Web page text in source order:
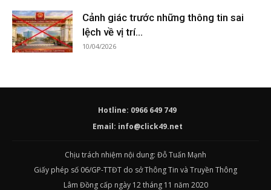
Cảnh giác trước những thông tin sai
lệch về vị trí...
10/04/2026
Hotline: 0966 649 749
Email: info@click49.net
Chịu trách nhiệm nội dung: Đỗ Tuấn Mạnh
Giấy phép số 06/GP-TTĐT do sở Thông Tin và Truyền Thông
Lâm Đồng cấp ngày 12 tháng 11 năm 2020